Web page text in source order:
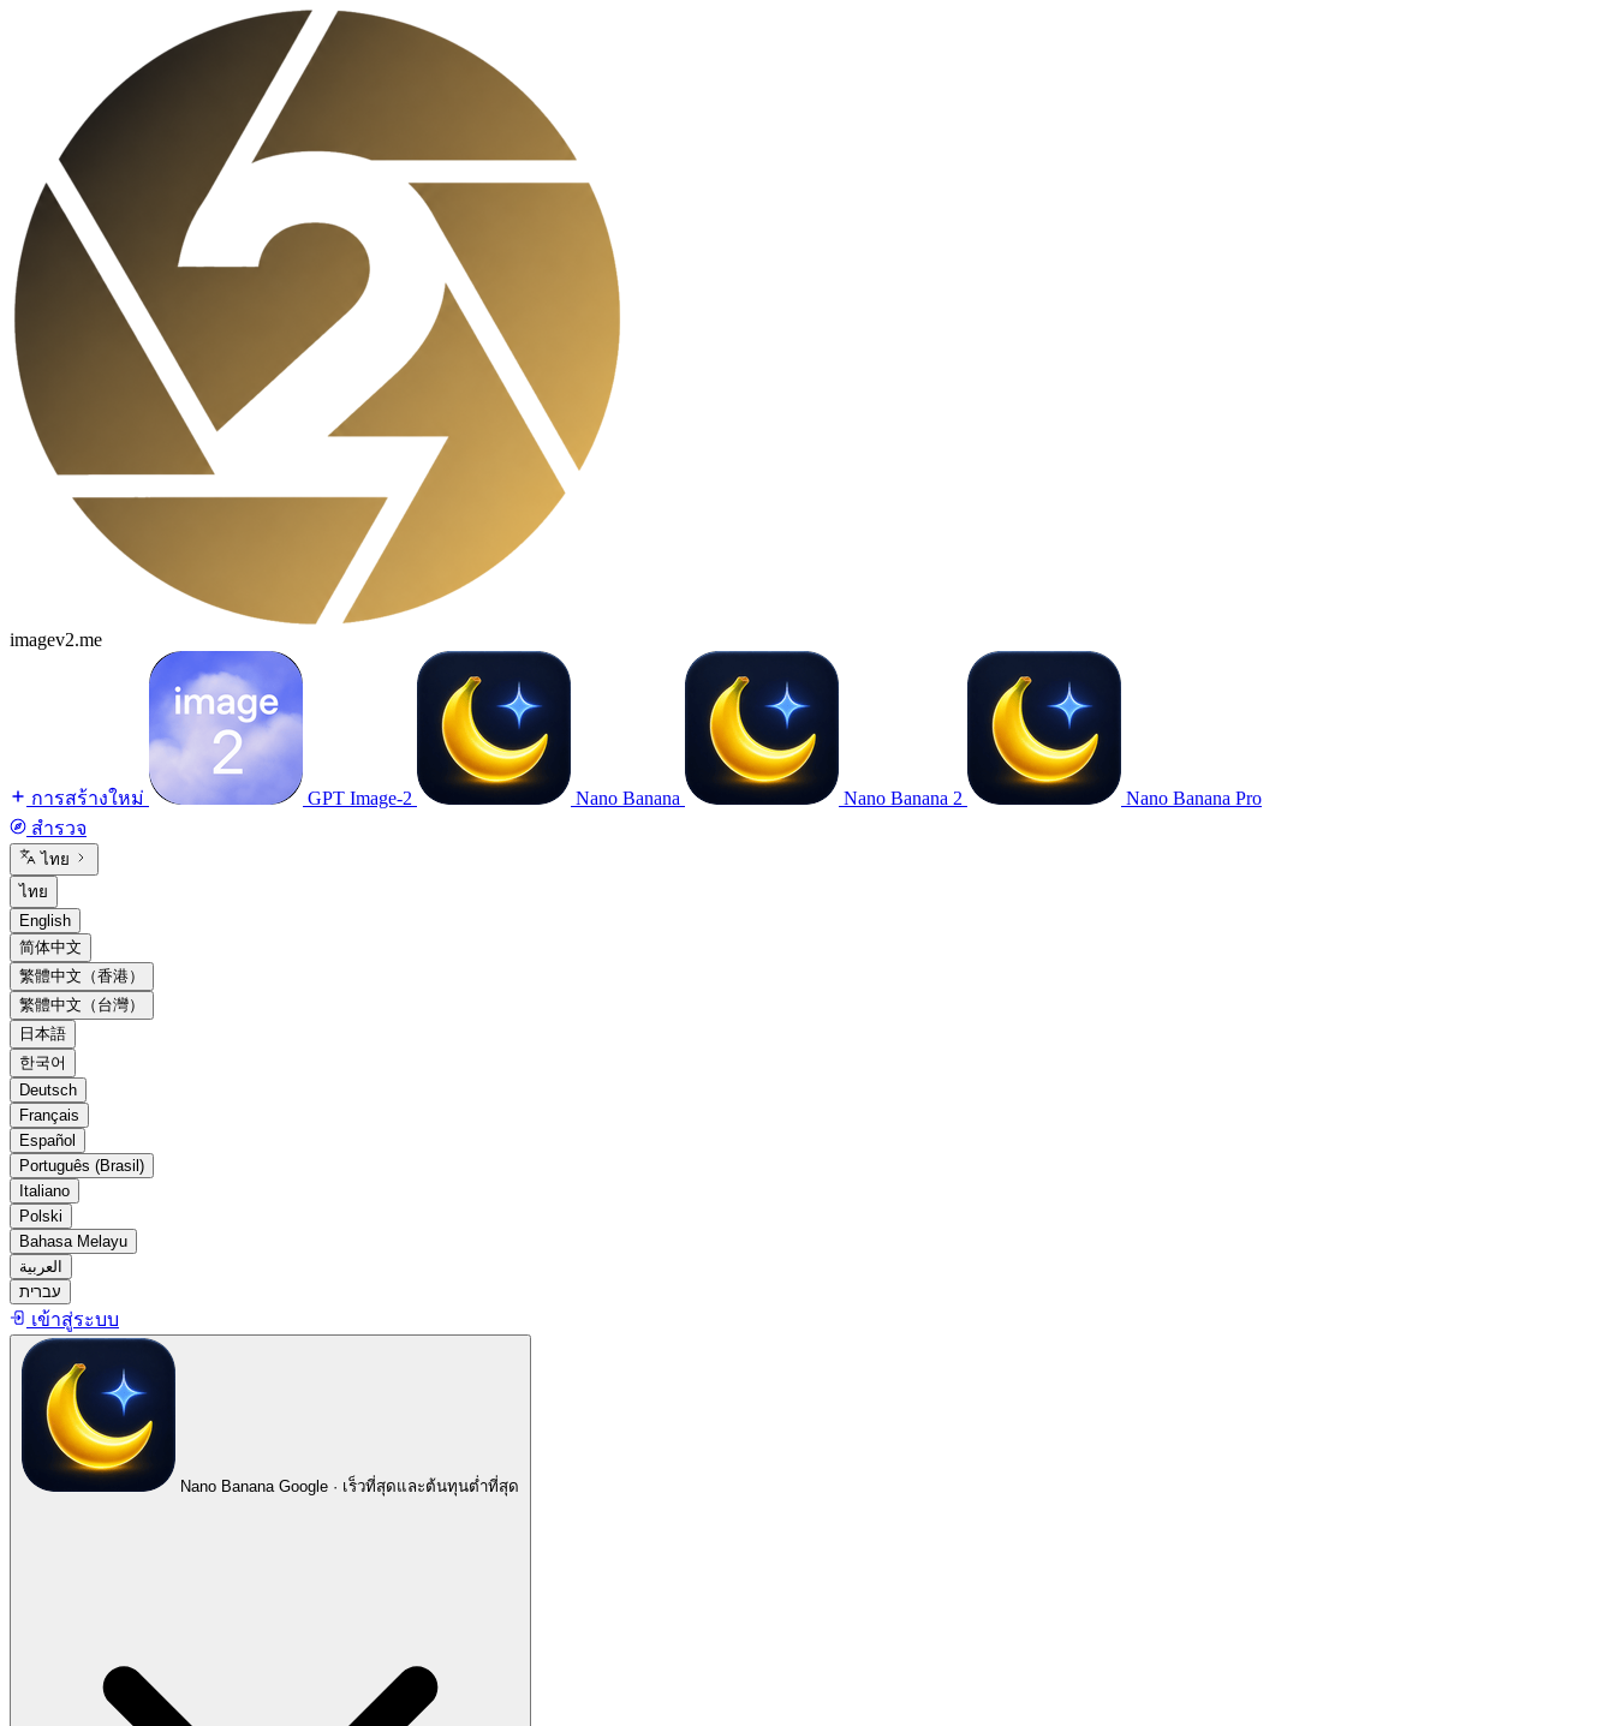
imagev2.me
การสร้างใหม่ GPT Image-2 Nano Banana Nano Banana 2
Nano Banana Pro
สำรวจ
ไทย
ไทย
English
简体中文
繁體中文（香港）
繁體中文（台灣）
日本語
한국어
Deutsch
Français
Español
Português (Brasil)
Italiano
Polski
Bahasa Melayu
العربية
עברית
เข้าสู่ระบบ
Nano Banana Google · เร็วที่สุดและต้นทุนต่ำที่สุด